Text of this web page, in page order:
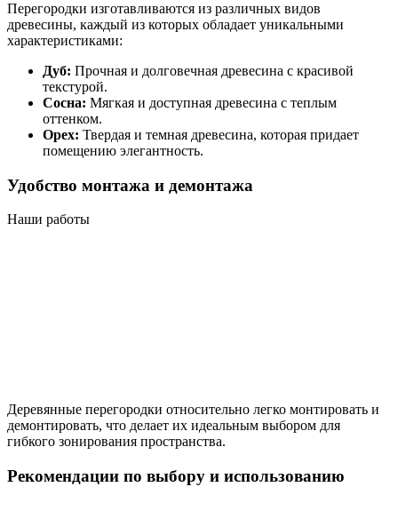
Перегородки изготавливаются из различных видов
древесины, каждый из которых обладает уникальными
характеристиками:
Дуб: Прочная и долговечная древесина с красивой
текстурой.
Сосна: Мягкая и доступная древесина с теплым
оттенком.
Орех: Твердая и темная древесина, которая придает
помещению элегантность.
Удобство монтажа и демонтажа
Наши работы
Деревянные перегородки относительно легко монтировать и
демонтировать, что делает их идеальным выбором для
гибкого зонирования пространства.
Рекомендации по выбору и использованию